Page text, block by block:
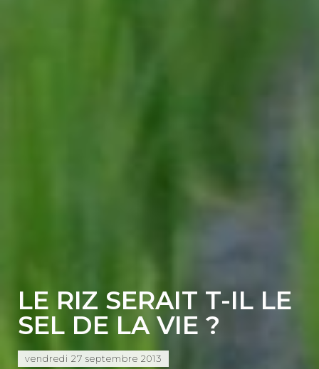
LE RIZ SERAIT T-IL LE
SEL DE LA VIE ?
vendredi 27 septembre 2013